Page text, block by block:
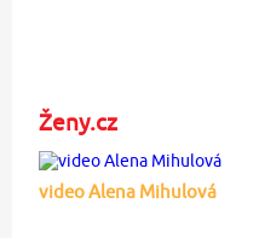
Ženy.cz
video Alena Mihulová